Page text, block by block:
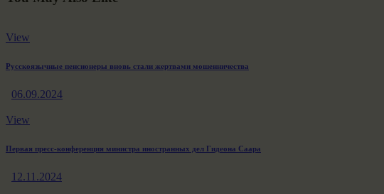
View
Русскоязычные пенсионеры вновь стали жертвами мошенничества
06.09.2024
View
Первая пресс-конференция министра иностранных дел Гидеона Саара
12.11.2024